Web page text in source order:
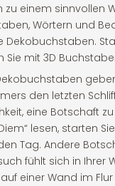
einem sinnvollen
Wörtern und
Dekobuchstaben.
Sie mit 3D
den letzten
eine Botschaft
lesen, starten
Tag. Andere
fühlt sich in Ihrer
einer Wand im Flur